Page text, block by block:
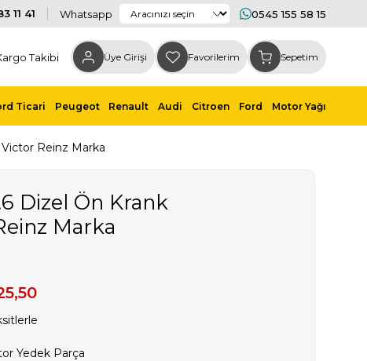
11 41 Whatsapp 0545 155 58 15
Takibi Üye Girişi Favorilerim Sepetim
Ticari Peugeot Renault Audi Citroen Ford Motor Yağı
Reinz Marka
Dizel Ön Krank
Marka
Yedek Parça